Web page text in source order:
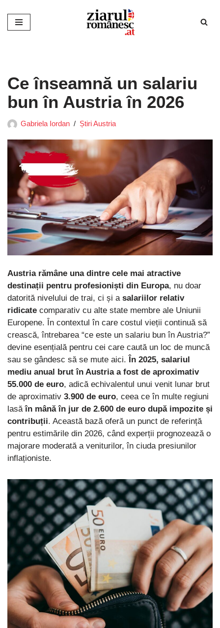
Sari
Ce înseamnă un salariu
bun în Austria în 2026
Gabriela Iordan Știri Austria
Austria rămâne una dintre cele mai atractive
destinații pentru profesioniști din Europa, nu doar
datorită nivelului de trai, ci și asalariilor relativ
ridicate comparativ cu alte state membre ale Uniunii
Europene. În contextul în care costul vieții continuă să
crească, întrebarea “ce este un salariu bun în Austria?”
devine esențială pentru cei care caută un loc de muncă
sau se gândesc să se mute aici. În 2025, salariul
mediu anual brut în Austria a fost de aproximativ
55.000 de euro, adică echivalentul unui venit lunar brut
de aproximativ 3.900 de euro, ceea ce în multe regiuni
lasăîn mână în jur de 2.600 de euro după impozite și
contribuții. Această bază oferă un punct de referință
pentru estimările din 2026, când experții prognozează o
majorare moderată a veniturilor, în ciuda presiunilor
inflaționiste.